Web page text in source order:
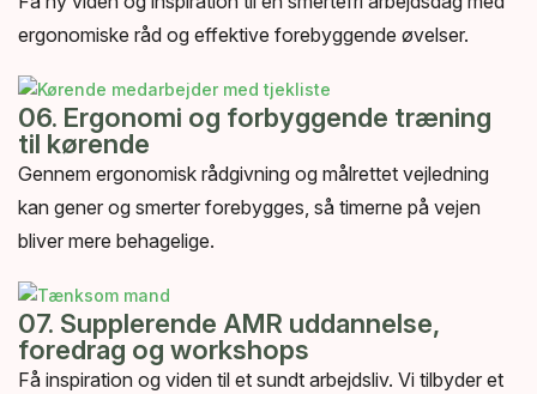
ergonomiske råd og effektive forebyggende øvelser.
06. Ergonomi og forbyggende træning
til kørende
Gennem ergonomisk rådgivning og målrettet vejledning
kan gener og smerter forebygges, så timerne på vejen
bliver mere behagelige.
07. Supplerende AMR uddannelse,
foredrag og workshops
Få inspiration og viden til et sundt arbejdsliv. Vi tilbyder et